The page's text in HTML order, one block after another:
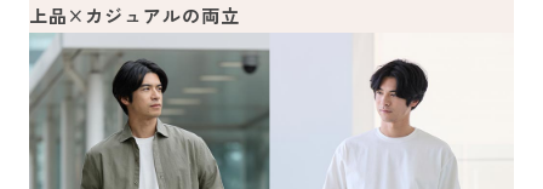
上品×カジュアルの両立